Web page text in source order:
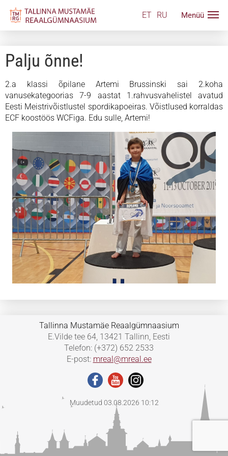
ET RU
Palju õnne!
2.a klassi õpilane Artemi Brussinski sai 2.koha
vanusekategoorias 7-9 aastat 1.rahvusvahelistel avatud
Eesti Meistrivõistlustel spordikapoeiras. Võistlused korraldas
ECF koostöös WCFiga. Edu sulle, Artemi!
Tallinna Mustamäe Reaalgümnaasium
E.Vilde tee 64, 13421 Tallinn, Eesti
Telefon: (+372) 652 2533
E-post: mreal@mreal.ee
Muudetud 03.08.2026 10:12